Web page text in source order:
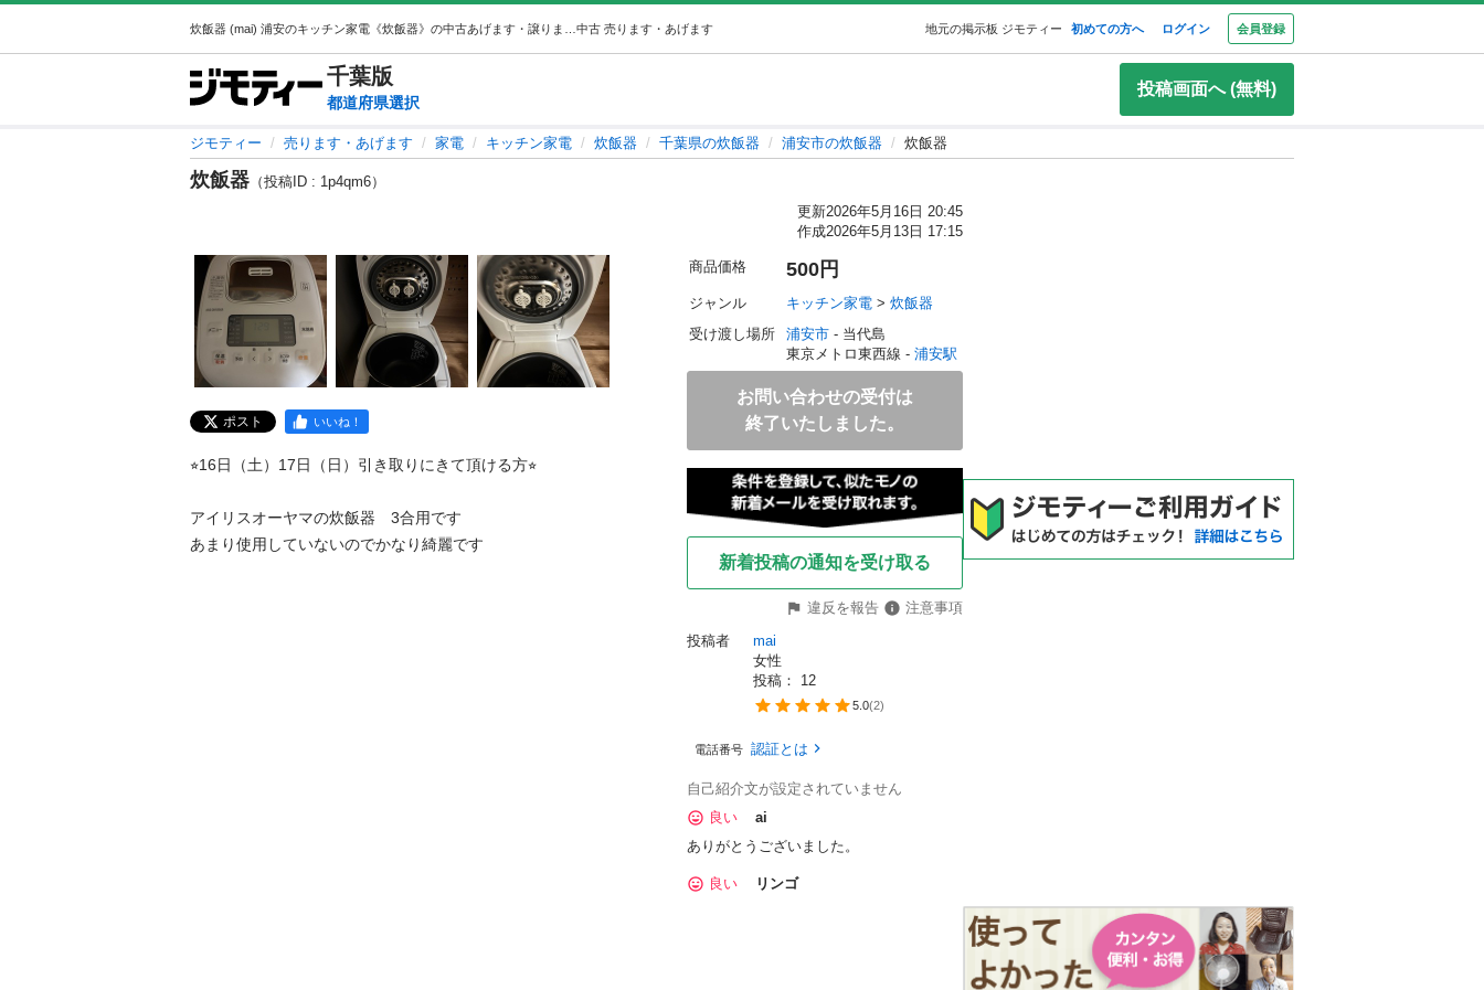
中古 売ります・あげます 地元の掲示板 ジモティー 初めての方へ ログイン 会員登録
千葉版
都道府県選択
投稿画面へ (無料)
ジモティー 売ります・あげます 家電 キッチン家電 炊飯器 千葉県の炊飯器 浦安市の炊飯器 炊飯器
炊飯器 （投稿ID : 1p4qm6）
更新2026年5月16日 20:45
作成2026年5月13日 17:15
ポスト いいね！
⭐︎16日（土）17日（日）引き取りにきて頂ける方⭐︎
アイリスオーヤマの炊飯器　3合用です
あまり使用していないのでかなり綺麗です
商品価格 500円
ジャンル キッチン家電 > 炊飯器
受け渡し場所
浦安市 - 当代島
東京メトロ東西線 - 浦安駅
お問い合わせの受付は
終了いたしました。
新着投稿の通知を受け取る
違反を報告
注意事項
投稿者
mai
女性
投稿： 12
5.0(2)
電話番号 認証とは
自己紹介文が設定されていません
良い
ai
ありがとうございました。
良い リンゴ